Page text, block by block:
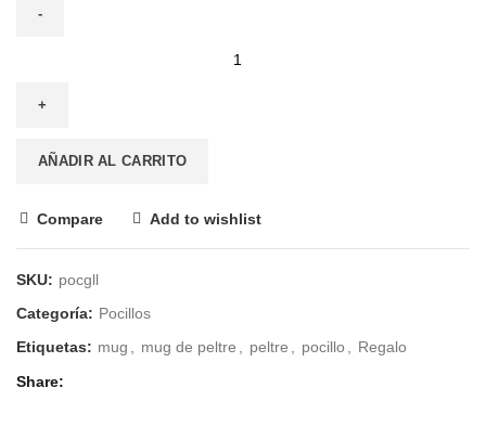
AÑADIR AL CARRITO
Compare Add to wishlist
SKU: pocgll
Categoría: Pocillos
Etiquetas: mug mug de peltre peltre pocillo Regalo
Share